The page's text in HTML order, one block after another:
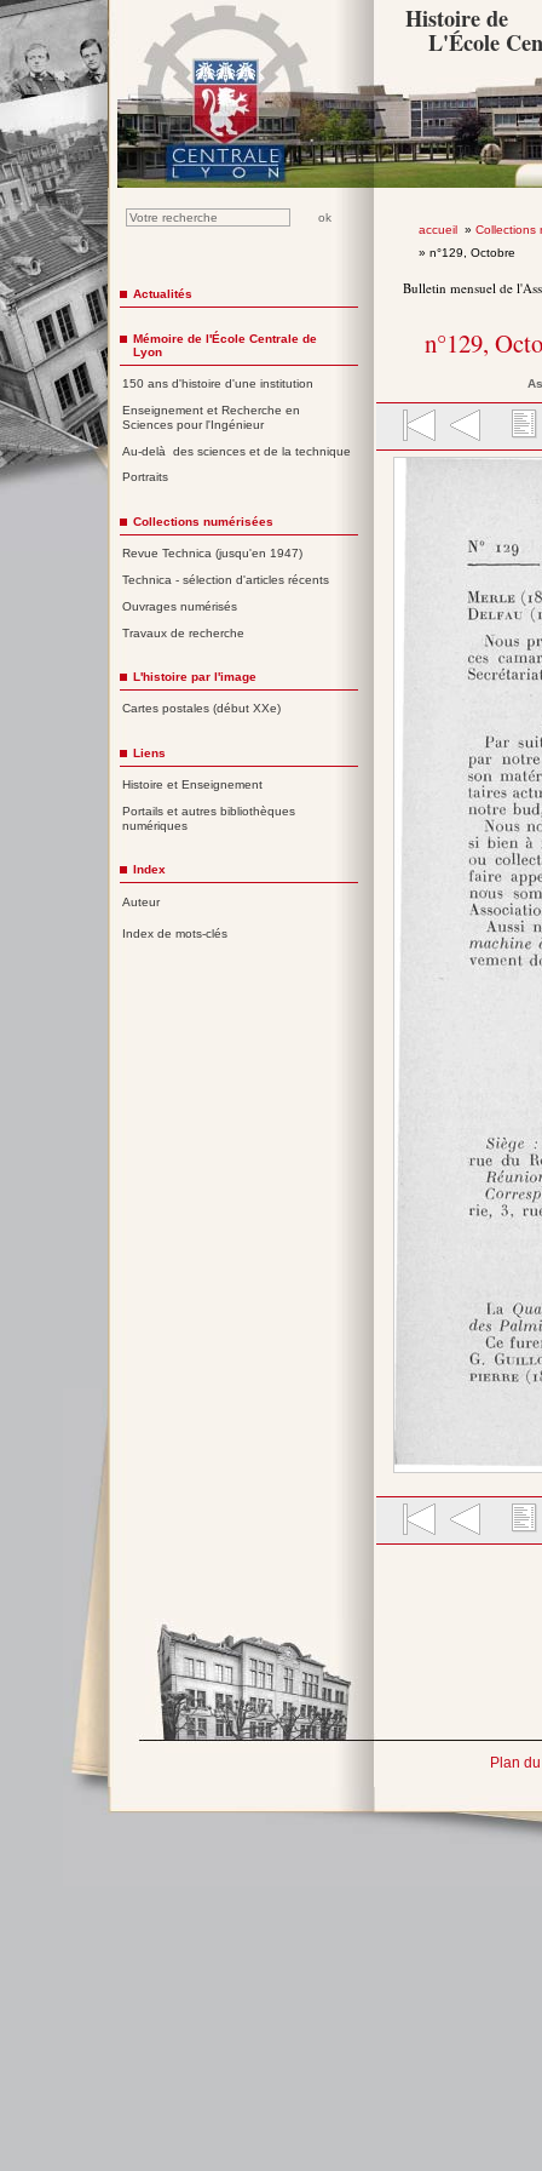
Histoire de
L'École
accueil» Collections
» n°129, Octobre
Bulletin mensuel de
n°129,
Actualités
Mémoire de l'École Centrale de
Lyon
150 ans d'histoire d'une institution
Enseignement et Recherche en
Sciences pour l'Ingénieur
Au-delà des sciences et de la technique
Portraits
Collections numérisées
Revue Technica (jusqu'en 1947)
Technica - sélection d'articles récents
Ouvrages numérisés
Travaux de recherche
L'histoire par l'image
Cartes postales (début XXe)
Liens
Histoire et Enseignement
Portails et autres bibliothèques
numériques
Index
Auteur
Index de mots-clés
Plan